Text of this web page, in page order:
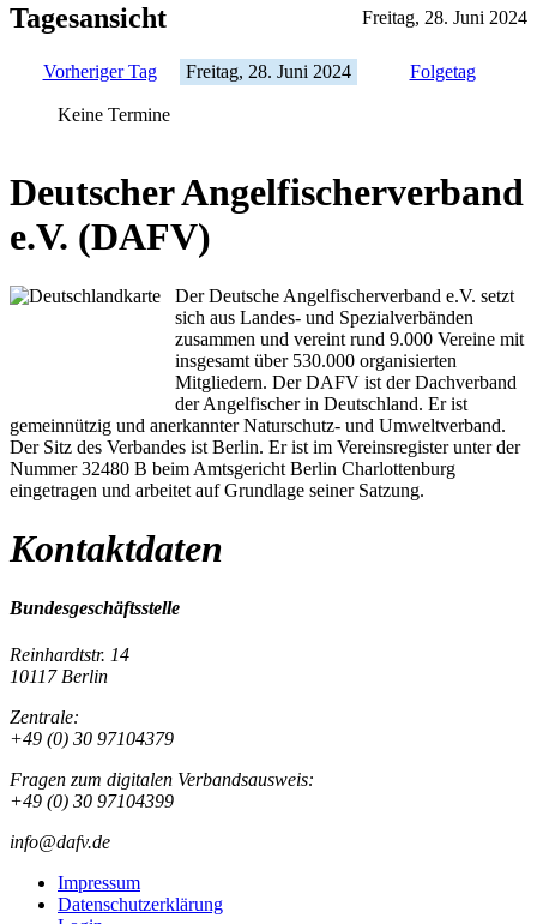
Tagesansicht Freitag, 28. Juni 2024
Vorheriger Tag Freitag, 28. Juni 2024 Folgetag
Keine Termine
Deutscher Angelfischerverband
e.V. (DAFV)
Der Deutsche Angelfischerverband e.V. setzt
sich aus Landes- und Spezialverbänden
zusammen und vereint rund 9.000 Vereine mit
insgesamt über 530.000 organisierten
Mitgliedern. Der DAFV ist der Dachverband
der Angelfischer in Deutschland. Er ist
gemeinnützig und anerkannter Naturschutz- und Umweltverband.
Der Sitz des Verbandes ist Berlin. Er ist im Vereinsregister unter der
Nummer 32480 B beim Amtsgericht Berlin Charlottenburg
eingetragen und arbeitet auf Grundlage seiner Satzung.
Kontaktdaten
Bundesgeschäftsstelle
Reinhardtstr. 14
10117 Berlin
Zentrale:
+49 (0) 30 97104379
Fragen zum digitalen Verbandsausweis:
+49 (0) 30 97104399
info@dafv.de
Impressum
Datenschutzerklärung